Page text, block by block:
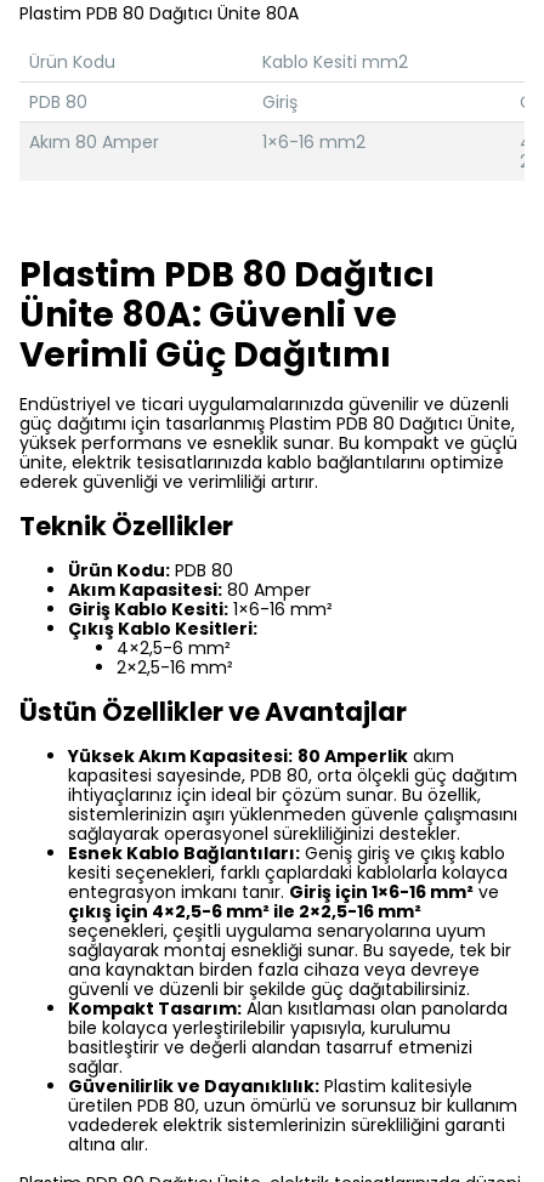
Plastim PDB 80 Dağıtıcı Ünite 80A
Ürün Kodu
Kablo Kesiti mm2
PDB 80
Giriş
Akım 80 Amper
1×6-16 mm2
Plastim PDB 80 Dağıtıcı
Ünite 80A: Güvenli ve
Verimli Güç Dağıtımı
Endüstriyel ve ticari uygulamalarınızda güvenilir ve düzenli
güç dağıtımı için tasarlanmış Plastim PDB 80 Dağıtıcı Ünite,
yüksek performans ve esneklik sunar. Bu kompakt ve güçlü
ünite, elektrik tesisatlarınızda kablo bağlantılarını optimize
ederek güvenliği ve verimliliği artırır.
Teknik Özellikler
Ürün Kodu: PDB 80
Akım Kapasitesi: 80 Amper
Giriş Kablo Kesiti: 1×6-16 mm²
Çıkış Kablo Kesitleri:
4×2,5-6 mm²
2×2,5-16 mm²
Üstün Özellikler ve Avantajlar
Yüksek Akım Kapasitesi: 80 Amperlik akım
kapasitesi sayesinde, PDB 80, orta ölçekli güç dağıtım
ihtiyaçlarınız için ideal bir çözüm sunar. Bu özellik,
sistemlerinizin aşırı yüklenmeden güvenle çalışmasını
sağlayarak operasyonel sürekliliğinizi destekler.
Esnek Kablo Bağlantıları: Geniş giriş ve çıkış kablo
kesiti seçenekleri, farklı çaplardaki kablolarla kolayca
entegrasyon imkanı tanır. Giriş için 1×6-16 mm² ve
çıkış için 4×2,5-6 mm² ile 2×2,5-16 mm²
seçenekleri, çeşitli uygulama senaryolarına uyum
sağlayarak montaj esnekliği sunar. Bu sayede, tek bir
ana kaynaktan birden fazla cihaza veya devreye
güvenli ve düzenli bir şekilde güç dağıtabilirsiniz.
Kompakt Tasarım: Alan kısıtlaması olan panolarda
bile kolayca yerleştirilebilir yapısıyla, kurulumu
basitleştirir ve değerli alandan tasarruf etmenizi
sağlar.
Güvenilirlik ve Dayanıklılık: Plastim kalitesiyle
üretilen PDB 80, uzun ömürlü ve sorunsuz bir kullanım
vadederek elektrik sistemlerinizin sürekliliğini garanti
altına alır.